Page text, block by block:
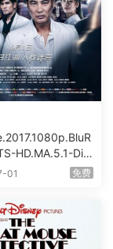
HD.MA.5.1-DiY
[BDISO 19.7GB]
01 免费